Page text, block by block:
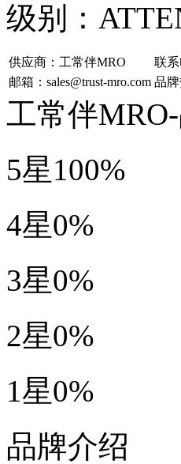
级别：
供应商：工常伴MRO
联系
邮箱：sales@trust-mro.com 品
工常伴
5星100%
4星0%
3星0%
2星0%
1星0%
品牌介绍